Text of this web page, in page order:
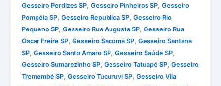
Gesseiro Perdizes SP,Gesseiro Pinheiros SP,Gesseiro
Pompéia SP,Gesseiro Republica SP,Gesseiro Rio
Pequeno SP,Gesseiro Rua Augusta SP,Gesseiro Rua
Oscar Freire SP,Gesseiro Sacomã SP,Gesseiro Santana
SP,Gesseiro Santo Amaro SP,Gesseiro Saúde SP,
Gesseiro Sumarezinho SP,Gesseiro Tatuapé SP,Gesseiro
Tremembé SP,Gesseiro Tucuruvi SP,Gesseiro Vila